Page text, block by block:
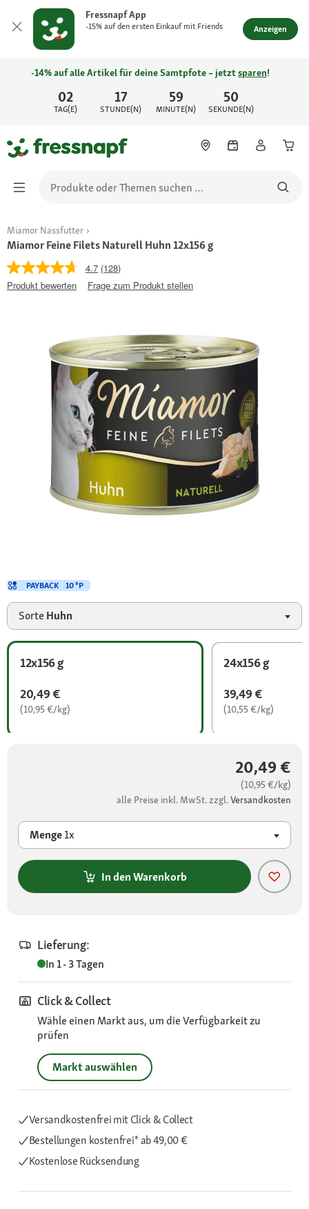
Fressnapf App
-15% auf den ersten Einkauf mit Friends Anzeigen
02
TAG(E)
17
STUNDE(N)
59
MINUTE(N)
50
SEKUNDE(N)
-14% auf alle Artikel für deine Samtpfote – jetztsparen!
Miamor Nassfutter
Miamor Feine Filets Naturell Huhn 12x156 g
4.7 (128)
Produkt bewerten
Frage zum Produkt stellen
Sorte Huhn
12x156 g
20,49 €
(10,95 €/kg)
24x156 g
39,49 €
(10,55 €/kg)
20,49 €
(10,95 €/kg)
alle Preise inkl. MwSt. zzgl.Versandkosten
Menge1x
In den Warenkorb
Lieferung:
In 1 - 3 Tagen
Click & Collect
Wähle einen Markt aus, um die Verfügbarkeit zu
prüfen
Markt auswählen
Versandkostenfrei mit Click & Collect
Bestellungen kostenfrei*ab 49,00 €
Kostenlose Rücksendung
PAYBACK 10 °P